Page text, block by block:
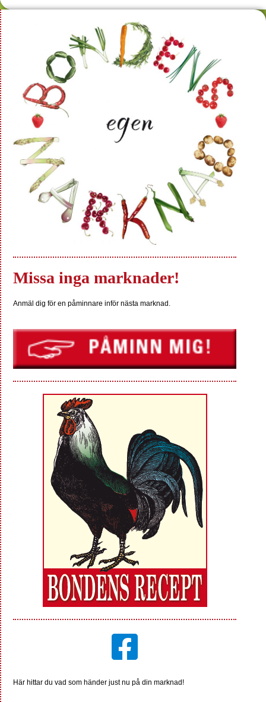
Missa inga marknader!
Anmäl dig för en påminnare inför nästa marknad.
Här hittar du vad som händer just nu på din marknad!